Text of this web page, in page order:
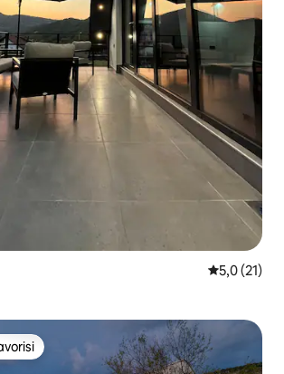
55,0 (21)
en beğenilenler arasında